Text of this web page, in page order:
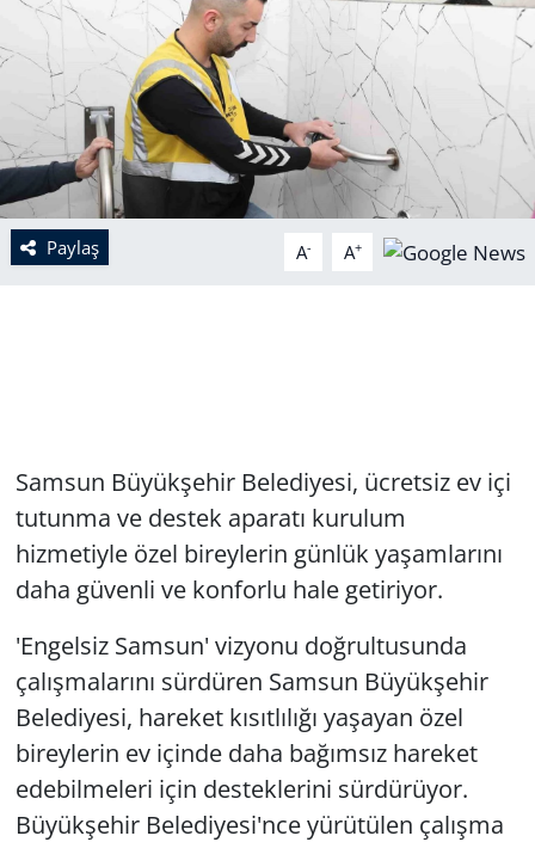
Paylaş A- A+
Samsun Büyükşehir Belediyesi, ücretsiz ev içi
tutunma ve destek aparatı kurulum
hizmetiyle özel bireylerin günlük yaşamlarını
daha güvenli ve konforlu hale getiriyor.
'Engelsiz Samsun' vizyonu doğrultusunda
çalışmalarını sürdüren Samsun Büyükşehir
Belediyesi, hareket kısıtlılığı yaşayan özel
bireylerin ev içinde daha bağımsız hareket
edebilmeleri için desteklerini sürdürüyor.
Büyükşehir Belediyesi'nce yürütülen çalışma